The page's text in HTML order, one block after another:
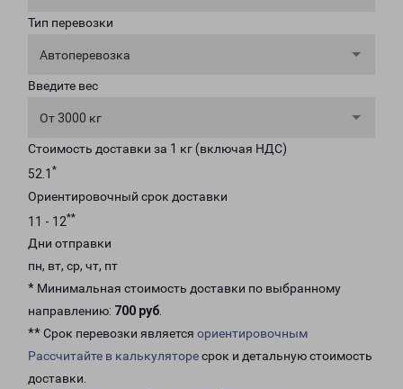
Тип перевозки
Автоперевозка
Введите вес
От 3000 кг
Стоимость доставки за 1 кг (включая НДС)
52.1 *
Ориентировочный срок доставки
11 - 12**
Дни отправки
пн, вт, ср, чт, пт
* Минимальная стоимость доставки по выбранному
направлению: 700 руб.
** Срок перевозки является ориентировочным
Рассчитайте в калькуляторесрок и детальную стоимость
доставки.